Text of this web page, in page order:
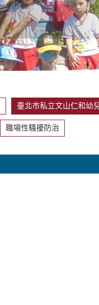
臺北市私立文山仁和幼
職場性騷擾防治